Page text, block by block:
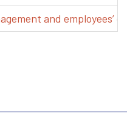
and employees’